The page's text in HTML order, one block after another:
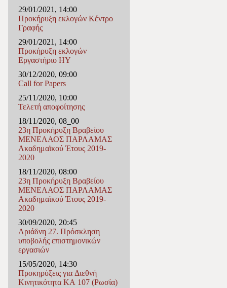
29/01/2021, 14:00
Προκήρυξη εκλογών Κέντρο
Γραφής
29/01/2021, 14:00
Προκήρυξη εκλογών
Εργαστήριο ΗΥ
30/12/2020, 09:00
Call for Papers
25/11/2020, 10:00
Τελετή αποφοίτησης
18/11/2020, 08_00
23η Προκήρυξη Βραβείου
ΜΕΝΕΛΑΟΣ ΠΑΡΛΑΜΑΣ
Ακαδημαϊκού Έτους 2019-
2020
18/11/2020, 08:00
23η Προκήρυξη Βραβείου
ΜΕΝΕΛΑΟΣ ΠΑΡΛΑΜΑΣ
Ακαδημαϊκού Έτους 2019-
2020
30/09/2020, 20:45
Αριάδνη 27. Πρόσκληση
υποβολής επιστημονικών
εργασιών
15/05/2020, 14:30
Προκηρύξεις για Διεθνή
Κινητικότητα ΚΑ 107 (Ρωσία)